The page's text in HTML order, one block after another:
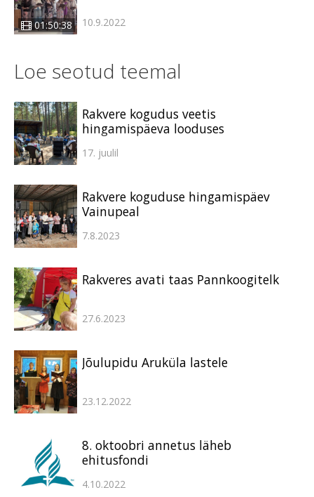
01:50:38 10.9.2022
Loe seotud teemal
Rakvere kogudus veetis
hingamispäeva looduses
17. juulil
Rakvere koguduse hingamispäev
Vainupeal
7.8.2023
Rakveres avati taas Pannkoogitelk
27.6.2023
Jõulupidu Aruküla lastele
23.12.2022
8. oktoobri annetus läheb
ehitusfondi
4.10.2022